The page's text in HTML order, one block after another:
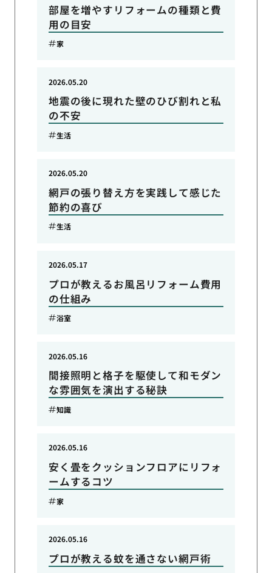
部屋を増やすリフォームの種類と費
用の目安
家
地震の後に現れた壁のひび割れと私
の不安
2026.05.20
生活
網戸の張り替え方を実践して感じた
節約の喜び
2026.05.20
生活
プロが教えるお風呂リフォーム費用
の仕組み
2026.05.17
浴室
間接照明と格子を駆使して和モダン
な雰囲気を演出する秘訣
2026.05.16
知識
安く畳をクッションフロアにリフォ
ームするコツ
2026.05.16
家
プロが教える蚊を通さない網戸術
2026.05.16